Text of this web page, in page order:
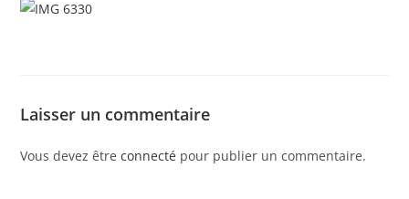
Laisser un commentaire
Vous devez êtreconnecté pour publier un commentaire.